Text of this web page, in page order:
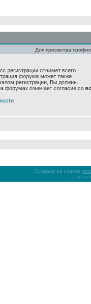
Для просмотра
регистрации отнимет всего
форума может также
регистрации, Вы должны
форумах означает согласие со
Создано на основе